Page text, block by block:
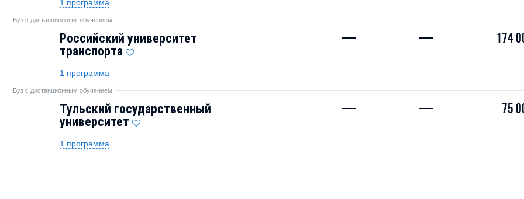
1 программа
Вуз с дистанционным обучением
Российский университет
транспорта
— — 174
1 программа
Вуз с дистанционным обучением
Тульский государственный
университет
— — 75
1 программа